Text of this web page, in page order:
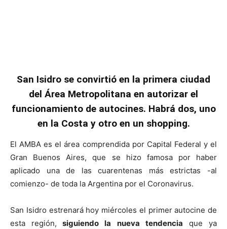
San Isidro se convirtió en la primera ciudad
del Área Metropolitana en autorizar el
funcionamiento de autocines. Habrá dos, uno
en la Costa y otro en un shopping.
El AMBA es el área comprendida por Capital Federal y el
Gran Buenos Aires, que se hizo famosa por haber
aplicado una de las cuarentenas más estrictas -al
comienzo- de toda la Argentina por el Coronavirus.
San Isidro estrenará hoy miércoles el primer autocine de
esta región, siguiendo la nueva tendencia que ya